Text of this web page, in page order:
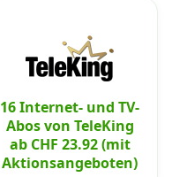
16 Internet- und TV-
Abos von TeleKing
ab CHF 23.92 (mit
Aktionsangeboten)